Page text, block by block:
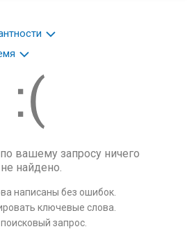
вашему запросу ничего
не найдено.
написаны без ошибок.
ключевые слова.
запрос.